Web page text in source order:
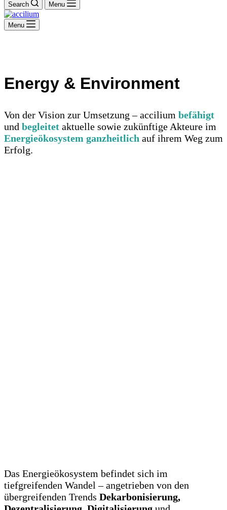
Search Menu
Menu
Energy & Environment
Von der Vision zur Umsetzung – accilium befähigt
und begleitet aktuelle sowie zukünftige Akteure im
Energieökosystem ganzheitlich auf ihrem Weg zum
Erfolg.
Das Energieökosystem befindet sich im
tiefgreifenden Wandel – angetrieben von den
übergreifenden Trends Dekarbonisierung,